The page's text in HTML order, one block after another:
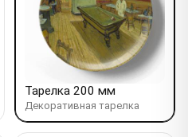
Тарелка 200 мм
Декоративная тарелка